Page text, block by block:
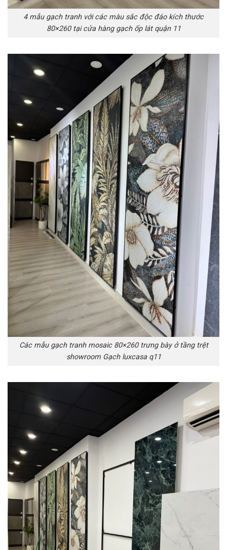
4 mẫu gạch tranh với các màu sắc độc đáo kích thước
80×260 tại cửa hàng gạch ốp lát quận 11
Các mẫu gạch tranh mosaic 80×260 trưng bày ở tầng trệt
showroom Gạch luxcasa q11